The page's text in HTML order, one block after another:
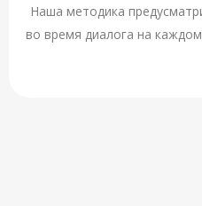
Наша методика
во время диалога на